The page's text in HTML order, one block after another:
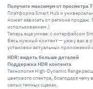
Получите максимум от просмотра
Платформа Smart Hub и
может зависеть от региона
использованием.)
Теперь еще умнее: с интерфейсом
Весь нужный контент — уже у вас в
установки актуальных приложений
HDR: видеть больше деталей
Поддержка HDR контента
Технология High-Dynamic Range
цветового спектра, благодаря
самых темных сценах.